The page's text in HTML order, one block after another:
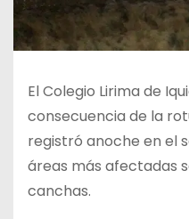
El Colegio Lirima de
consecuencia de la
registró anoche en el
áreas más afectadas
canchas.